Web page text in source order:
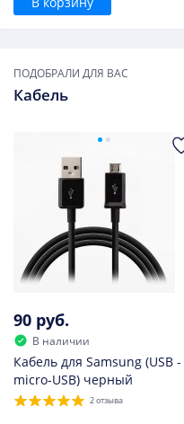
ПОДОБРАЛИ ДЛЯ ВАС
Кабель
90 руб.
В наличии
Кабель для Samsung (USB -
micro-USB) черный
2 отзыва